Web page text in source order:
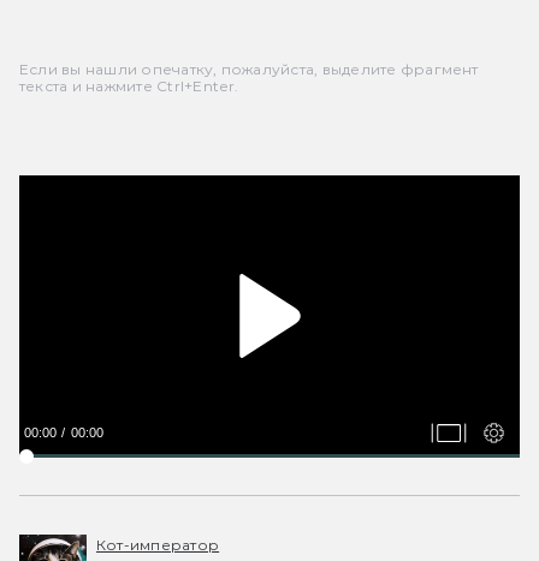
Если вы нашли опечатку, пожалуйста, выделите фрагмент
текста и нажмите Ctrl+Enter.
00:00 00:00
Кот-император